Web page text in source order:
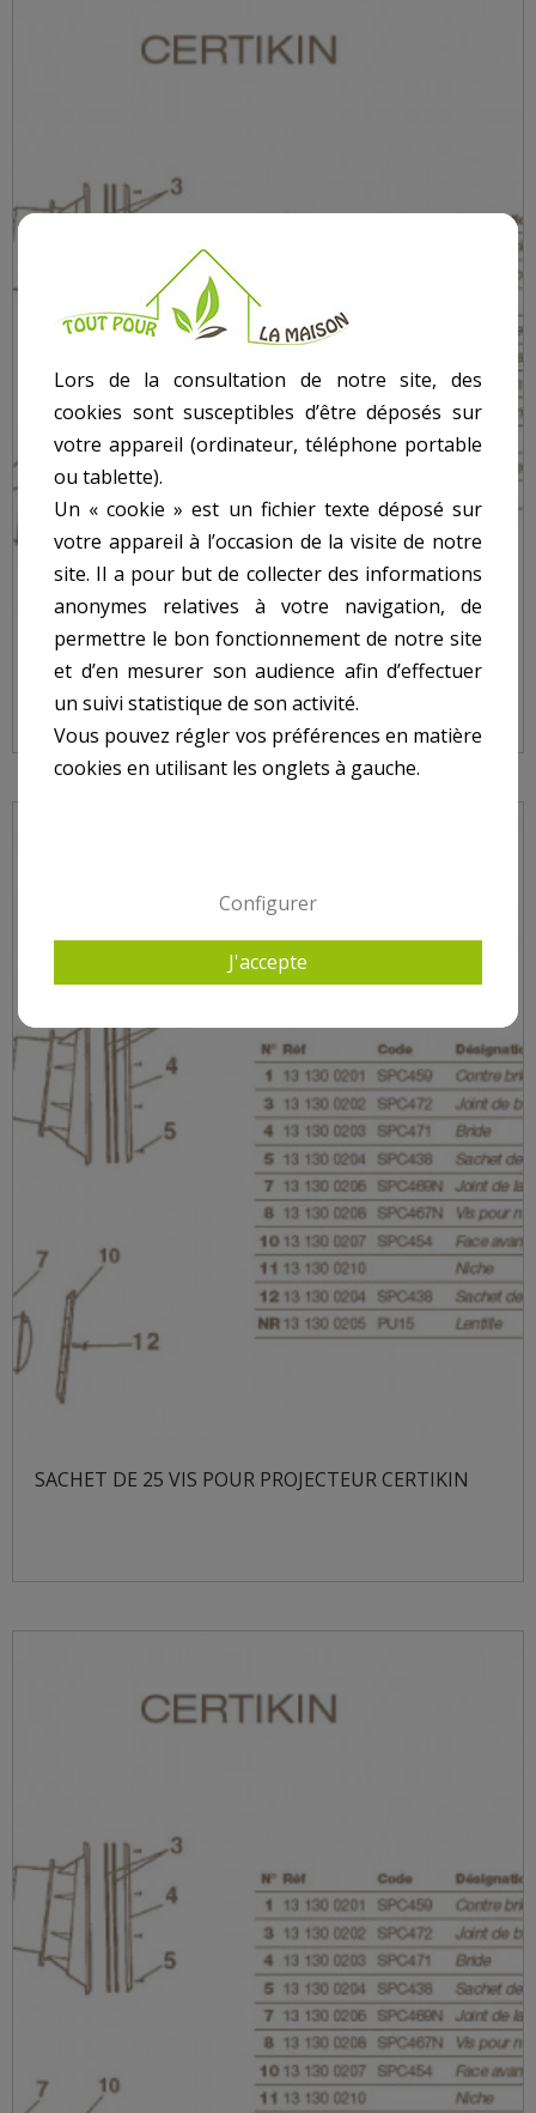
JOINT DE BRIDE DE PROJECTEUR CERTIKIN
SACHET DE 25 VIS POUR PROJECTEUR CERTIKIN
Lors de la consultation de notre site, des
cookies sont susceptibles d’être déposés sur
votre appareil (ordinateur, téléphone portable
ou tablette).
Un « cookie » est un fichier texte déposé sur
votre appareil à l’occasion de la visite de notre
site. Il a pour but de collecter des informations
anonymes relatives à votre navigation, de
permettre le bon fonctionnement de notre site
et d’en mesurer son audience afin d’effectuer
un suivi statistique de son activité.
Vous pouvez régler vos préférences en matière
cookies en utilisant les onglets à gauche.
Configurer
J'accepte